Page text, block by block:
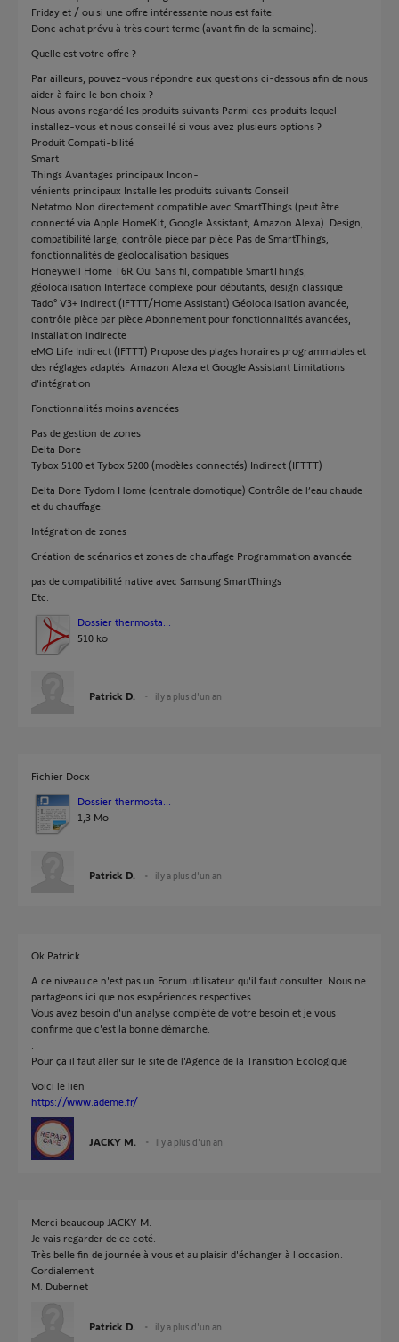
Friday et / ou si une offre intéressante nous est faite.
Donc achat prévu à très court terme (avant fin de la semaine).
Quelle est votre offre ?
Par ailleurs, pouvez-vous répondre aux questions ci-dessous afin de nous
aider à faire le bon choix ?
Nous avons regardé les produits suivants Parmi ces produits lequel
installez-vous et nous conseillé si vous avez plusieurs options ?
Produit Compati-bilité
Smart
Things Avantages principaux Incon-
vénients principaux Installe les produits suivants Conseil
Netatmo Non directement compatible avec SmartThings (peut être
connecté via Apple HomeKit, Google Assistant, Amazon Alexa). Design,
compatibilité large, contrôle pièce par pièce Pas de SmartThings,
fonctionnalités de géolocalisation basiques
Honeywell Home T6R Oui Sans fil, compatible SmartThings,
géolocalisation Interface complexe pour débutants, design classique
Tado° V3+ Indirect (IFTTT/Home Assistant) Géolocalisation avancée,
contrôle pièce par pièce Abonnement pour fonctionnalités avancées,
installation indirecte
eMO Life Indirect (IFTTT) Propose des plages horaires programmables et
des réglages adaptés. Amazon Alexa et Google Assistant Limitations
d’intégration
Fonctionnalités moins avancées
Pas de gestion de zones
Delta Dore
Tybox 5100 et Tybox 5200 (modèles connectés) Indirect (IFTTT)
Delta Dore Tydom Home (centrale domotique) Contrôle de l’eau chaude
et du chauffage.
Intégration de zones
Création de scénarios et zones de chauffage Programmation avancée
pas de compatibilité native avec Samsung SmartThings
Etc.
Dossier thermosta...
510 ko
Patrick D. il y a plus d'un an
Fichier Docx
Dossier thermosta...
1,3 Mo
Patrick D. il y a plus d'un an
Ok Patrick.
A ce niveau ce n'est pas un Forum utilisateur qu'il faut consulter. Nous ne
partageons ici que nos esxpériences respectives.
Vous avez besoin d'un analyse complète de votre besoin et je vous
confirme que c'est la bonne démarche.
Pour ça il faut aller sur le site de l'Agence de la Transition Ecologique
Voici le lien
https://www.ademe.fr/
JACKY M. il y a plus d'un an
Merci beaucoup JACKY M.
Je vais regarder de ce coté.
Très belle fin de journée à vous et au plaisir d'échanger à l'occasion.
Cordialement
M. Dubernet
Patrick D. il y a plus d'un an